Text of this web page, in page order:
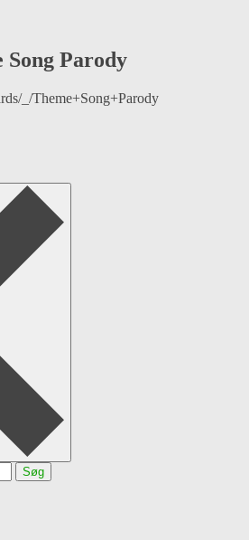
Song Parody
_/Theme+Song+Parody